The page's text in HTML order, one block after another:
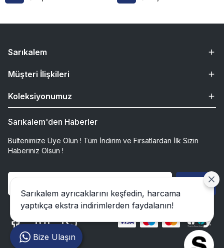
Sarıkalem
Müşteri İlişkileri
Koleksiyonumuz
Sarıkalem'den Haberler
Bültenimize Üye Olun ! Tüm İndirim ve Fırsatlardan İlk Sizin
Haberiniz Olsun !
Gönder
Sarıkalem ayrıcaklarını keşfedin, harcama
yaptıkça ekstra indirimlerden faydalanın!
Bize Ulaşın